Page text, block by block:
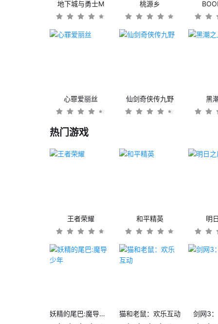
地下城与勇士M 桃源乡
心罪爱丽丝 仙剑奇侠传九野 黑
热门游戏
王者荣耀 和平精英 明
妖精的尾巴:魔导少年 猫和老鼠：欢乐互动 剑网3